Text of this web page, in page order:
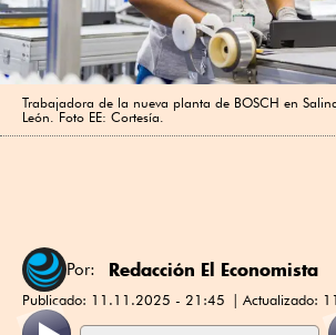
Trabajadora de la nueva planta de BOSCH en
León. Foto EE: Cortesía.
Por: Redacción El Economista
Publicado: 11.11.2025 - 21:45 Actualizado: